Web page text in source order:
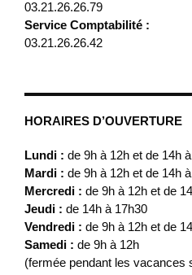
03.21.26.26.79
Service Comptabilité :
03.21.26.26.42
HORAIRES D’OUVERTURE
Lundi : de 9h à 12h et de 14h
Mardi : de 9h à 12h et de 14h
Mercredi : de 9h à 12h et de
Jeudi : de 14h à 17h30
Vendredi : de 9h à 12h et de
Samedi : de 9h à 12h
(fermée pendant les vacances